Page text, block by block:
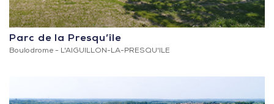
Parc de la Presqu’île
Boulodrome - L'AIGUILLON-LA-PRESQU'ILE